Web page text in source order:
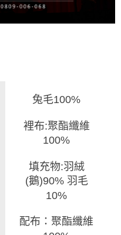
兔毛100%
裡布:聚酯纖維
100%
填充物:羽絨
(鵝)90% 羽毛
10%
配布：聚酯纖維